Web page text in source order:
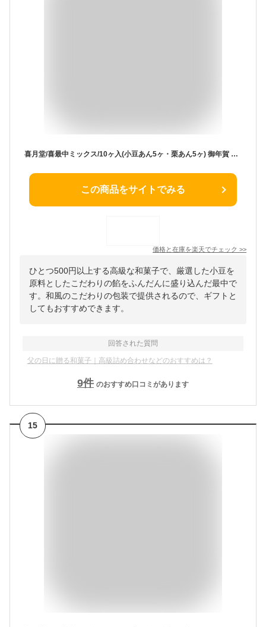
喜月堂/喜最中ミックス/10ヶ入(小豆あん5ヶ・栗あん5ヶ) 御年賀 御中元 お盆 敬老の日 お彼岸 御歳暮 バレンタインデー ホワイトデー 母の日 父の日 ギフト プレゼント ご進物 おつかいもの 手土産 帰省土産 オンリーワン 高級 和菓子 最中 あんこ 老舗 横浜 神奈川
この商品をサイトでみる
価格と在庫を楽天でチェック >>
ひとつ500円以上する高級な和菓子で、厳選した小豆を
原料としたこだわりの餡をふんだんに盛り込んだ最中で
す。和風のこだわりの包装で提供されるので、ギフトと
してもおすすめできます。
回答された質問
父の日に贈る和菓子｜高級詰め合わせなどのおすすめは？
9件 のおすすめ口コミがあります
15